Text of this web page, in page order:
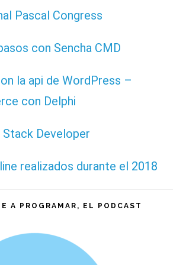
Pascal Congress
con Sencha CMD
la api de WordPress –
con Delphi
Stack Developer
realizados durante el 2018
A PROGRAMAR, EL PODCAST